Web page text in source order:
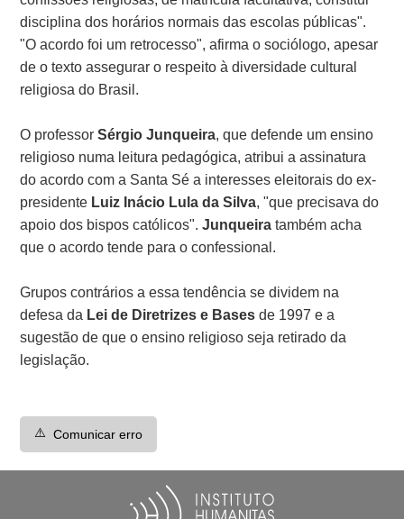
disciplina dos horários normais das escolas públicas".
"O acordo foi um retrocesso", afirma o sociólogo, apesar
de o texto assegurar o respeito à diversidade cultural
religiosa do Brasil.
O professorSérgio Junqueira, que defende um ensino
religioso numa leitura pedagógica, atribui a assinatura
do acordo com a Santa Sé a interesses eleitorais do ex-
presidente Luiz Inácio Lula da Silva, "que precisava do
apoio dos bispos católicos".Junqueiratambém acha
que o acordo tende para o confessional.
Grupos contrários a essa tendência se dividem na
defesa da Lei de Diretrizes e Bases de 1997 e a
sugestão de que o ensino religioso seja retirado da
legislação.
⚠️ Comunicar erro